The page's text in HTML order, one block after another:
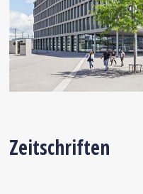
Zeitschriften